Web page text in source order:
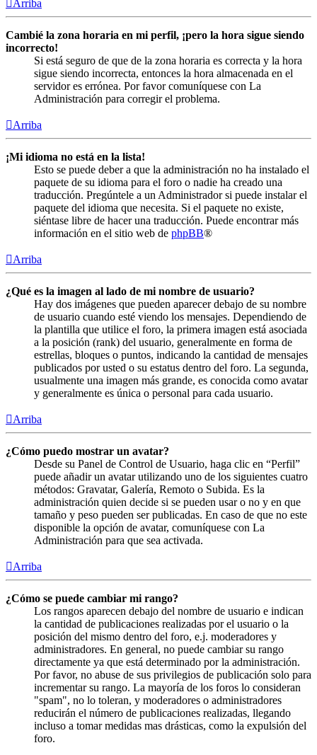
Arriba
Cambié la zona horaria en mi perfil, ¡pero la hora sigue siendo
incorrecto!
Si está seguro de que de la zona horaria es correcta y la hora
sigue siendo incorrecta, entonces la hora almacenada en el
servidor es errónea. Por favor comuníquese con La
Administración para corregir el problema.
Arriba
¡Mi idioma no está en la lista!
Esto se puede deber a que la administración no ha instalado el
paquete de su idioma para el foro o nadie ha creado una
traducción. Pregúntele a un Administrador si puede instalar el
paquete del idioma que necesita. Si el paquete no existe,
siéntase libre de hacer una traducción. Puede encontrar más
información en el sitio web de phpBB®
Arriba
¿Qué es la imagen al lado de mi nombre de usuario?
Hay dos imágenes que pueden aparecer debajo de su nombre
de usuario cuando esté viendo los mensajes. Dependiendo de
la plantilla que utilice el foro, la primera imagen está asociada
a la posición (rank) del usuario, generalmente en forma de
estrellas, bloques o puntos, indicando la cantidad de mensajes
publicados por usted o su estatus dentro del foro. La segunda,
usualmente una imagen más grande, es conocida como avatar
y generalmente es única o personal para cada usuario.
Arriba
¿Cómo puedo mostrar un avatar?
Desde su Panel de Control de Usuario, haga clic en “Perfil”
puede añadir un avatar utilizando uno de los siguientes cuatro
métodos: Gravatar, Galería, Remoto o Subida. Es la
administración quien decide si se pueden usar o no y en que
tamaño y peso pueden ser publicadas. En caso de que no este
disponible la opción de avatar, comuníquese con La
Administración para que sea activada.
Arriba
¿Cómo se puede cambiar mi rango?
Los rangos aparecen debajo del nombre de usuario e indican
la cantidad de publicaciones realizadas por el usuario o la
posición del mismo dentro del foro, e.j. moderadores y
administradores. En general, no puede cambiar su rango
directamente ya que está determinado por la administración.
Por favor, no abuse de sus privilegios de publicación solo para
incrementar su rango. La mayoría de los foros lo consideran
"spam", no lo toleran, y moderadores o administradores
reducirán el número de publicaciones realizadas, llegando
incluso a tomar medidas mas drásticas, como la expulsión del
foro.